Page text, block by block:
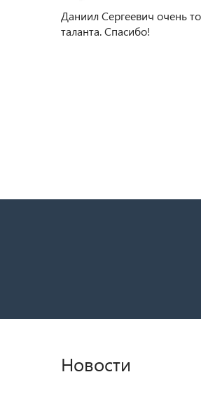
Даниил Сергеевич очень
таланта. Спасибо!
Новости